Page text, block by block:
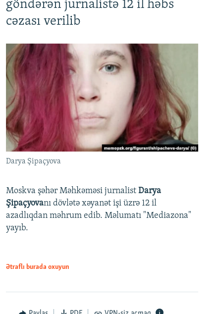
göndərən jurnalistə 12 il həbs
cəzası verilib
Darya Şipaçyova
Moskva şəhər Məhkəməsi jurnalist Darya
Şipaçyovanı dövlətə xəyanət işi üzrə 12 il
azadlıqdan məhrum edib. Məlumatı "Mediazona"
yayıb.
Ətraflı burada oxuyun